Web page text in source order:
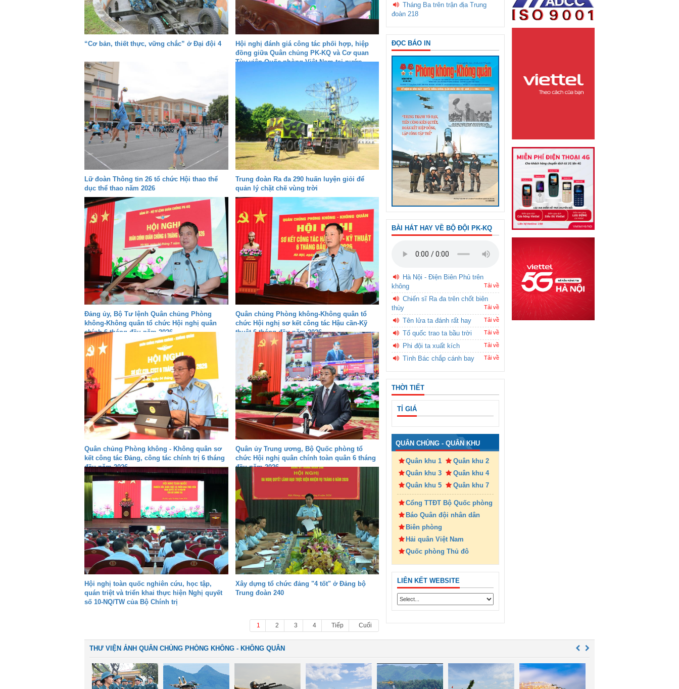
“Cơ bản, thiết thực, vững chắc” ở Đại đội 4
Hội nghị đánh giá công tác phối hợp, hiệp
đồng giữa Quân chủng PK-KQ và Cơ quan
Tùy viên Quốc phòng Việt Nam tại nước
Lữ đoàn Thông tin 26 tổ chức Hội thao thể
dục thể thao năm 2026
Trung đoàn Ra đa 290 huấn luyện giỏi để
quản lý chặt chẽ vùng trời
Đảng ủy, Bộ Tư lệnh Quân chủng Phòng
không-Không quân tổ chức Hội nghị quân
chính 6 tháng đầu năm 2026
Quân chủng Phòng không-Không quân tổ
chức Hội nghị sơ kết công tác Hậu cần-Kỹ
thuật 6 tháng đầu năm 2026
Quân chủng Phòng không - Không quân sơ
kết công tác Đảng, công tác chính trị 6 tháng
đầu năm 2026
Quân ủy Trung ương, Bộ Quốc phòng tổ
chức Hội nghị quân chính toàn quân 6 tháng
đầu năm 2026
Hội nghị toàn quốc nghiên cứu, học tập,
quán triệt và triển khai thực hiện Nghị quyết
số 10-NQ/TW của Bộ Chính trị
Xây dựng tổ chức đảng "4 tốt" ở Đảng bộ
Trung đoàn 240
1 2 3 4 Tiếp Cuối
Tháng Ba trên trận địa Trung
đoàn 218
ĐỌC BÁO IN
BÀI HÁT HAY VỀ BỘ ĐỘI PK-KQ
Hà Nội - Điện Biên Phủ trên
không
Tải về
Chiến sĩ Ra đa trên chốt biên
thùy
Tải về
Tên lửa ta đánh rất hay Tải về
Tổ quốc trao ta bầu trời Tải về
Phi đội ta xuất kích Tải về
Tình Bác chắp cánh bay Tải về
THỜI TIẾT
TỈ GIÁ
QUÂN CHỦNG - QUÂN KHU
Quân khu 1
Quân khu 2
Quân khu 3
Quân khu 4
Quân khu 5
Quân khu 7
Cổng TTĐT Bộ Quốc phòng
Báo Quân đội nhân dân
Biên phòng
Hải quân Việt Nam
Quốc phòng Thủ đô
LIÊN KẾT WEBSITE
THƯ VIỆN ẢNH QUÂN CHỦNG PHÒNG KHÔNG - KHÔNG QUÂN